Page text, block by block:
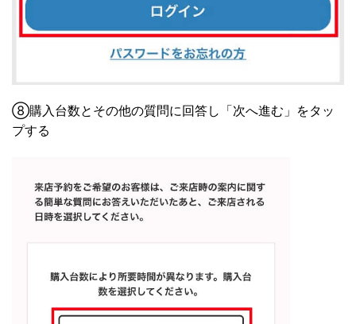
⑧購入台数とその他の質問に回答し「次へ進む」をタッ
プする